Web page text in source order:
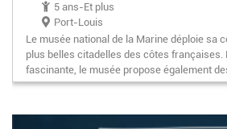
5 ans-Et plus
Port-Louis
Le musée national de la Marine déploie sa
plus belles citadelles des côtes françaises.
fascinante, le musée propose également